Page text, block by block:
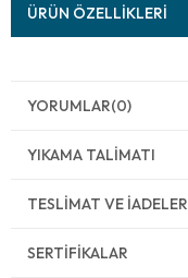
ÜRÜN ÖZELLIKLERI
YORUMLAR(0)
YIKAMA TALIMATI
TESLIMAT VE İADELER
SERTIFIKALAR